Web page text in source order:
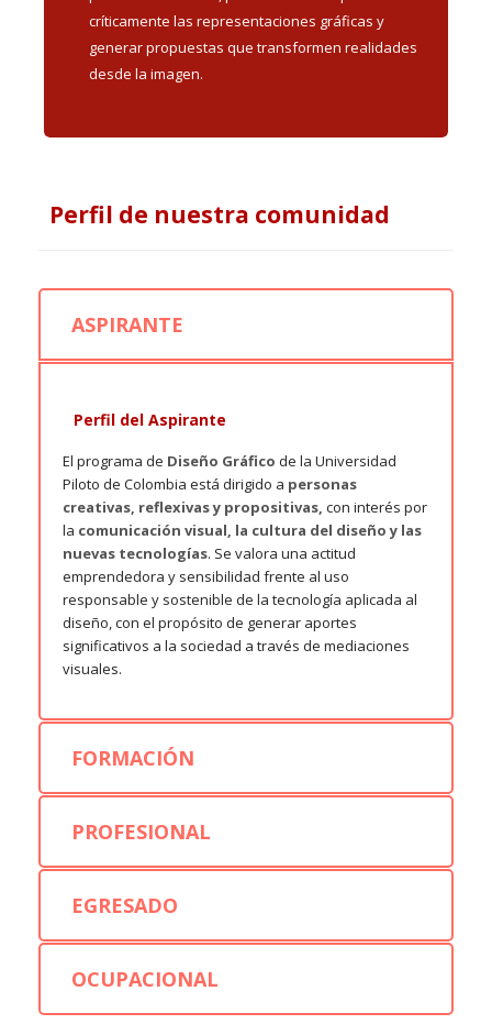
críticamente las representaciones gráficas y
generar propuestas que transformen realidades
desde la imagen.
Perfil de nuestra comunidad
ASPIRANTE
Perfil del Aspirante
El programa de Diseño Gráfico de la Universidad
Piloto de Colombia está dirigido a personas
creativas, reflexivas y propositivas, con interés por
la comunicación visual, la cultura del diseño y las
nuevas tecnologías. Se valora una actitud
emprendedora y sensibilidad frente al uso
responsable y sostenible de la tecnología aplicada al
diseño, con el propósito de generar aportes
significativos a la sociedad a través de mediaciones
visuales.
FORMACIÓN
PROFESIONAL
EGRESADO
OCUPACIONAL